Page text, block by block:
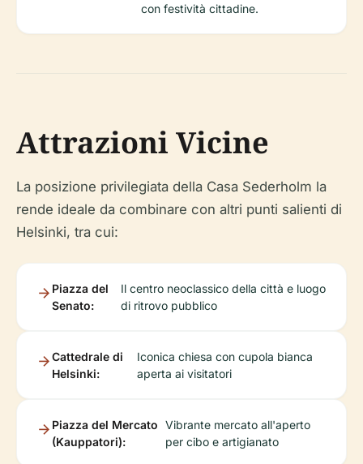
con festività cittadine.
Attrazioni Vicine
La posizione privilegiata della Casa Sederholm la
rende ideale da combinare con altri punti salienti di
Helsinki, tra cui:
Piazza del
Senato:
Il centro neoclassico della città e luogo
di ritrovo pubblico
Cattedrale di
Helsinki:
Iconica chiesa con cupola bianca
aperta ai visitatori
Piazza del Mercato
(Kauppatori):
Vibrante mercato all'aperto
per cibo e artigianato